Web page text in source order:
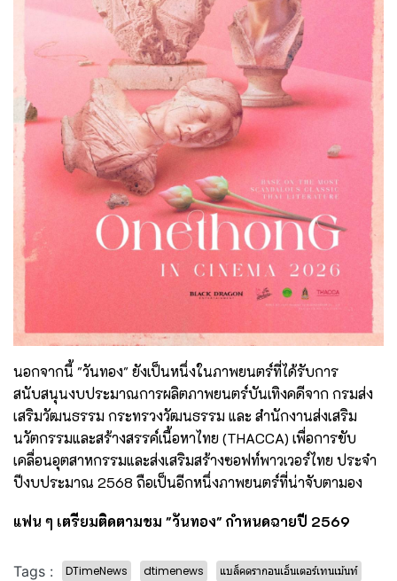
นอกจากนี้ "วันทอง" ยังเป็นหนึ่งในภาพยนตร์ที่ได้รับการ
สนับสนุนงบประมาณการผลิตภาพยนตร์บันเทิงคดีจาก กรมส่ง
เสริมวัฒนธรรม กระทรวงวัฒนธรรม และ สำนักงานส่งเสริม
นวัตกรรมและสร้างสรรค์เนื้อหาไทย (THACCA) เพื่อการขับ
เคลื่อนอุตสาหกรรมและส่งเสริมสร้างซอฟท์พาวเวอร์ไทย ประจำ
ปีงบประมาณ 2568 ถือเป็นอีกหนึ่งภาพยนตร์ที่น่าจับตามอง
แฟน ๆ เตรียมติดตามชม "วันทอง" กำหนดฉายปี 2569
Tags : DTimeNews dtimenews
แบล็คดรากอนเอ็นเตอร์เทนเม้นท์